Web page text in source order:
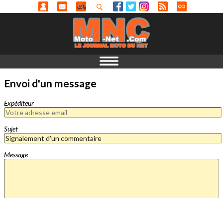
Envoi d'un message
Expéditeur
Sujet
Message